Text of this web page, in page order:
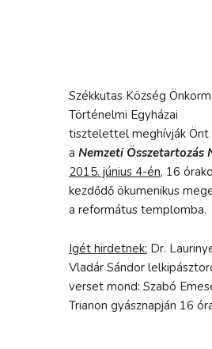
Székkutas Község
Történelmi Egyházai
tisztelettel meghívják Önt
a Nemzeti Összetartozás
2015. június 4-én, 16
kezdődő ökumenikus
a református templomba.
Igét hirdetnek: Dr.
Vladár Sándor
verset mond: Szabó
Trianon gyásznapján 16